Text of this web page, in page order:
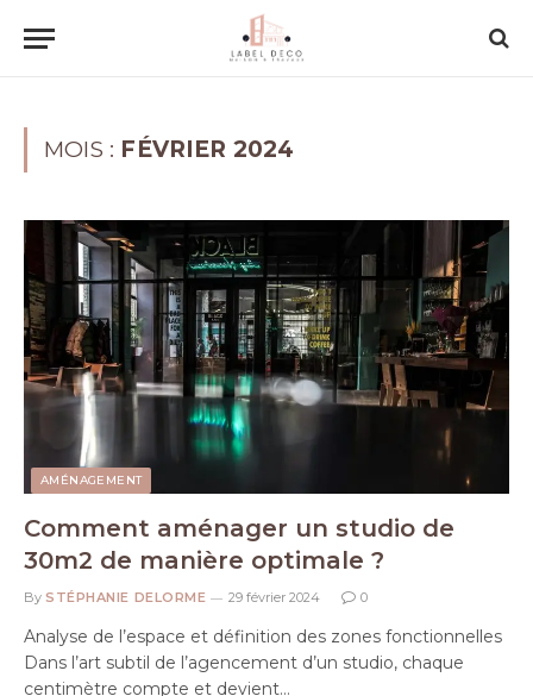
MOIS : FÉVRIER 2024
AMÉNAGEMENT
Comment aménager un studio de
30m2 de manière optimale ?
By STÉPHANIE DELORME 29 février 2024 0
Analyse de l’espace et définition des zones fonctionnelles
Dans l’art subtil de l’agencement d’un studio, chaque
centimètre compte et devient…